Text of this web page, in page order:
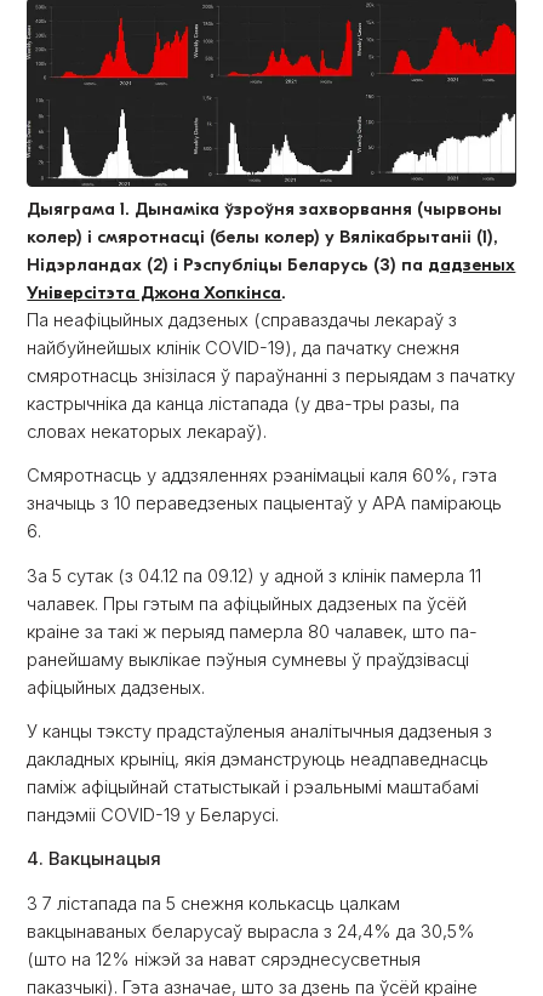
Дыяграма 1. Дынаміка ўзроўня захворвання (чырвоны
колер) і смяротнасці (белы колер) у Вялікабрытаніі (1),
Нідэрландах (2) і Рэспубліцы Беларусь (3) па дадзеных
Універсітэта Джона Хопкінса.
Па неафіцыйных дадзеных (справаздачы лекараў з
найбуйнейшых клінік COVID-19), да пачатку снежня
смяротнасць знізілася ў параўнанні з перыядам з пачатку
кастрычніка да канца лістапада (у два-тры разы, па
словах некаторых лекараў).
Смяротнасць у аддзяленнях рэанімацыі каля 60%, гэта
значыць з 10 пераведзеных пацыентаў у АРА паміраюць
6.
За 5 сутак (з 04.12 па 09.12) у адной з клінік памерла 11
чалавек. Пры гэтым па афіцыйных дадзеных па ўсёй
краіне за такі ж перыяд памерла 80 чалавек, што па-
ранейшаму выклікае пэўныя сумневы ў праўдзівасці
афіцыйных дадзеных.
У канцы тэксту прадстаўленыя аналітычныя дадзеныя з
дакладных крыніц, якія дэманструюць неадпаведнасць
паміж афіцыйнай статыстыкай і рэальнымі маштабамі
пандэміі COVID-19 у Беларусі.
4. Вакцынацыя
З 7 лістапада па 5 снежня колькасць цалкам
вакцынаваных беларусаў вырасла з 24,4% да 30,5%
(што на 12% ніжэй за нават сярэднесусветныя
паказчыкі). Гэта азначае, што за дзень па ўсёй краіне